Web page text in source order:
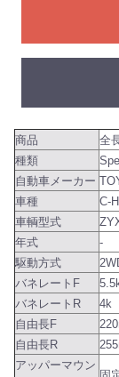
商品
全
種類
自動車メーカー
車種
C-
車輌型式
年式
-
駆動方式
バネレートF
バネレートR
4k
自由長F
自由長R
アッパーマウン